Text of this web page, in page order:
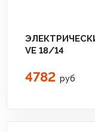
VE 18/14
4782 руб